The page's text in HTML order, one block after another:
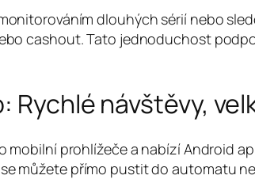
dlouhých sérií nebo
cashout. Tato jednoduchost
Rychlé návštěvy,
mobilní prohlížeče a nabízí Android
můžete přímo pustit do automatu